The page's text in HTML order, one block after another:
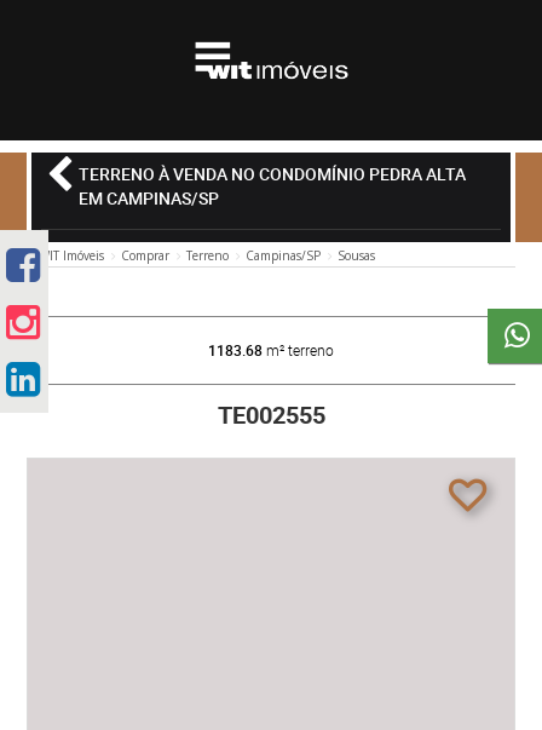
TERRENO À VENDA NO CONDOMÍNIO PEDRA ALTA
EM CAMPINAS/SP
WIT Imóveis Comprar Terreno Campinas/SP Sousas
1183.68m² terreno
TE002555